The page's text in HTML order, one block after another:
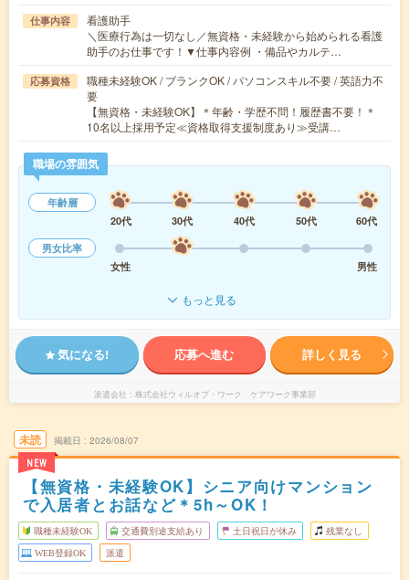
仕事内容
看護助手
＼医療行為は一切なし／無資格・未経験から始められる看護
助手のお仕事です！▼仕事内容例 ・備品やカルテ…
応募資格
職種未経験OK / ブランクOK / パソコンスキル不要 / 英語力不
要
【無資格・未経験OK】＊年齢・学歴不問！履歴書不要！＊
10名以上採用予定≪資格取得支援制度あり≫受講…
職場の雰囲気
年齢層
20代
30代 40代 50代
60代
男女比率
女性
男性
もっと見る
気になる! 応募へ進む 詳しく見る
派遣会社 株式会社ウィルオブ・ワーク ケアワーク事業部
未読
NEW
掲載日 2026/08/07
【無資格・未経験OK】シニア向けマンション
で入居者とお話など＊5h～OK！
職種未経験OK 交通費別途支給あり 土日祝日が休み 残業なし
WEB登録OK 派遣